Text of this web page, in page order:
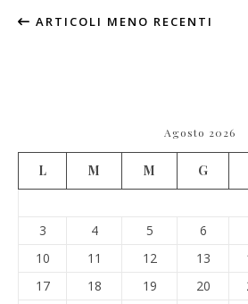
ARTICOLI MENO RECENTI
Agosto 2026
L M M G
3
4 5 6
10
11 12 13
17
18 19 20